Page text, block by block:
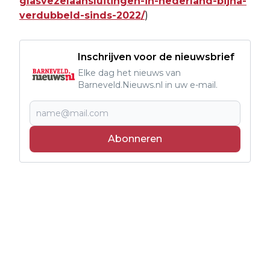
verdubbeld-sinds-2022/)
Inschrijven voor de nieuwsbrief
Elke dag het nieuws van
Barneveld.Nieuws.nl in uw e-mail.
Abonneren